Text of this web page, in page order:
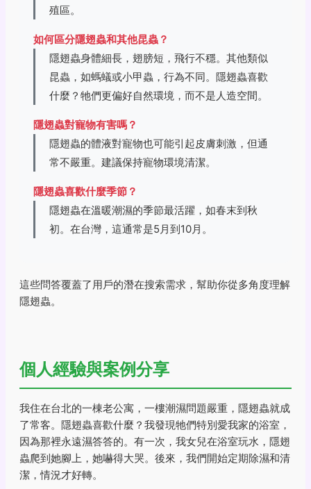
殖區。
如何區分隱翅蟲和其他昆蟲？
隱翅蟲身體細長，翅膀短，飛行不穩。其他類似
昆蟲，如螞蟻或小甲蟲，行為不同。隱翅蟲喜歡
什麼？牠們更偏好自然環境，而不是人造空間。
隱翅蟲對寵物有害嗎？
隱翅蟲的體液對寵物也可能引起皮膚刺激，但通
常不嚴重。建議保持寵物環境清潔。
隱翅蟲喜歡什麼季節？
隱翅蟲在溫暖潮濕的季節最活躍，如春末到秋
初。在台灣，這通常是5月到10月。
這些問答覆蓋了用戶的潛在搜索需求，幫助你從多角度理解
隱翅蟲。
個人經驗與案例分享
我住在台北的一棟老公寓，一樓潮濕問題嚴重，隱翅蟲就成
了常客。隱翅蟲喜歡什麼？我發現牠們特別愛我家的浴室，
因為那裡永遠濕答答的。有一次，我女兒在浴室玩水，隱翅
蟲爬到她腳上，她嚇得大哭。後來，我們開始定期除濕和清
潔，情況才好轉。